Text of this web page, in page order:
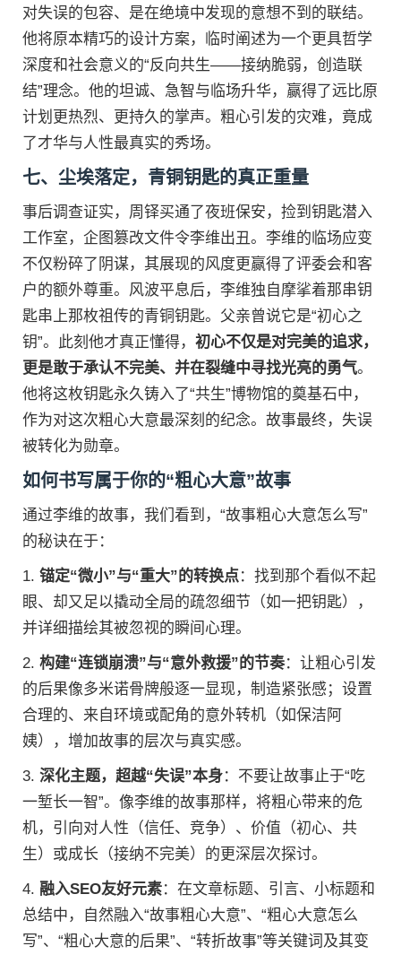
对失误的包容、是在绝境中发现的意想不到的联结。
他将原本精巧的设计方案，临时阐述为一个更具哲学
深度和社会意义的“反向共生——接纳脆弱，创造联
结”理念。他的坦诚、急智与临场升华，赢得了远比原
计划更热烈、更持久的掌声。粗心引发的灾难，竟成
了才华与人性最真实的秀场。
七、尘埃落定，青铜钥匙的真正重量
事后调查证实，周铎买通了夜班保安，捡到钥匙潜入
工作室，企图篡改文件令李维出丑。李维的临场应变
不仅粉碎了阴谋，其展现的风度更赢得了评委会和客
户的额外尊重。风波平息后，李维独自摩挲着那串钥
匙串上那枚祖传的青铜钥匙。父亲曾说它是“初心之
钥”。此刻他才真正懂得， 初心不仅是对完美的追求，
更是敢于承认不完美、并在裂缝中寻找光亮的勇气。
他将这枚钥匙永久铸入了“共生”博物馆的奠基石中，
作为对这次粗心大意最深刻的纪念。故事最终，失误
被转化为勋章。
如何书写属于你的“粗心大意”故事
通过李维的故事，我们看到，“故事粗心大意怎么写”
的秘诀在于：
1. 锚定“微小”与“重大”的转换点：找到那个看似不起
眼、却又足以撬动全局的疏忽细节（如一把钥匙），
并详细描绘其被忽视的瞬间心理。
2. 构建“连锁崩溃”与“意外救援”的节奏：让粗心引发
的后果像多米诺骨牌般逐一显现，制造紧张感；设置
合理的、来自环境或配角的意外转机（如保洁阿
姨），增加故事的层次与真实感。
3. 深化主题，超越“失误”本身：不要让故事止于“吃
一堑长一智”。像李维的故事那样，将粗心带来的危
机，引向对人性（信任、竞争）、价值（初心、共
生）或成长（接纳不完美）的更深层次探讨。
4. 融入SEO友好元素：在文章标题、引言、小标题和
总结中，自然融入“故事粗心大意”、“粗心大意怎么
写”、“粗心大意的后果”、“转折故事”等关键词及其变